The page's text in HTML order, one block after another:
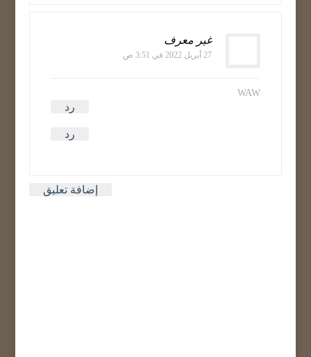
غير معرف
27 أبريل 2022 في 3:51 ص
WAW
رد
رد
إضافة تعليق